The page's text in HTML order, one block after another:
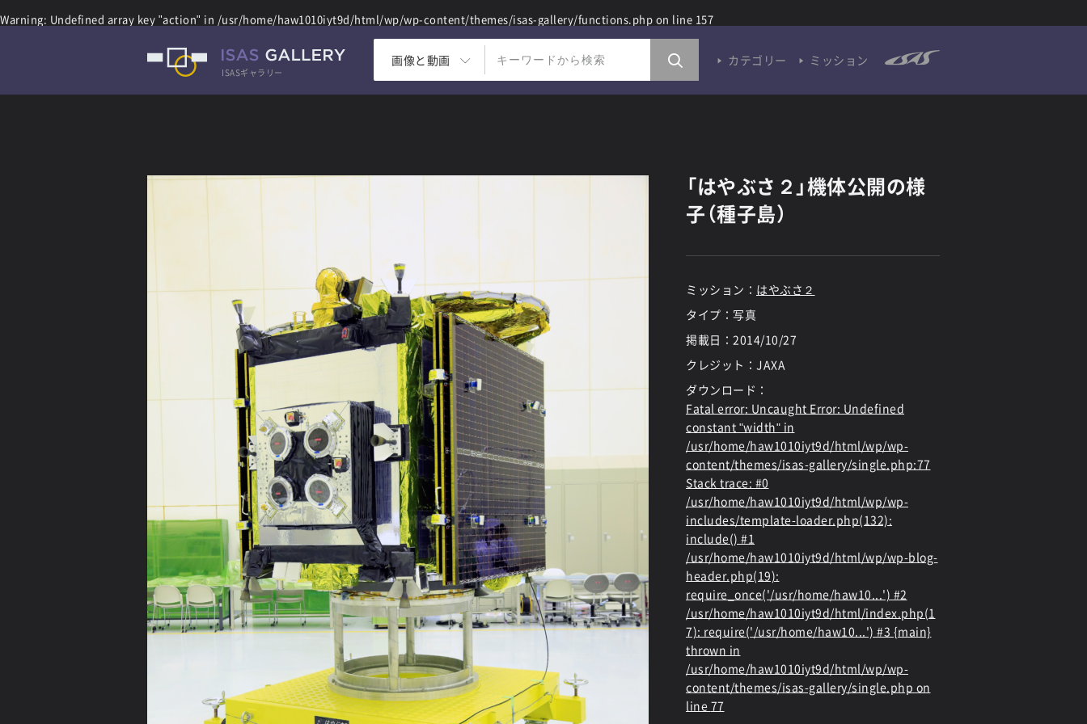
Warning: Undefined array key "action" in /usr/home/haw1010iyt9d/html/wp/wp-content/themes/isas-gallery/functions.php on line 157
ISASギャラリー
画像と動画 カテゴリー ミッション
「はやぶさ２」機体公開の様
子（種子島）
ミッション： はやぶさ２
タイプ：写真
掲載日： 2014/10/27
クレジット：JAXA
ダウンロード：
Fatal error: Uncaught Error: Undefined
constant "width" in
/usr/home/haw1010iyt9d/html/wp/wp-
content/themes/isas-gallery/single.php:77
Stack trace: #0
/usr/home/haw1010iyt9d/html/wp/wp-
includes/template-loader.php(132):
include() #1
/usr/home/haw1010iyt9d/html/wp/wp-blog-
header.php(19):
require_once('/usr/home/haw10...') #2
/usr/home/haw1010iyt9d/html/index.php(1
7): require('/usr/home/haw10...') #3 {main}
thrown in
/usr/home/haw1010iyt9d/html/wp/wp-
content/themes/isas-gallery/single.php on
line 77